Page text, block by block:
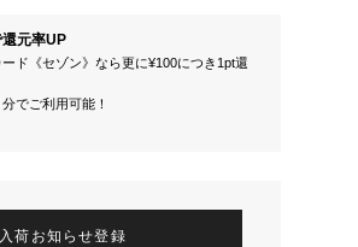
元率UP
ド《セゾン》なら更に¥100につき1pt還
でご利用可能！
荷お知らせ登録